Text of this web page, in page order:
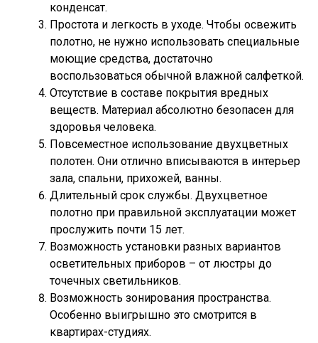
конденсат.
Простота и легкость в уходе. Чтобы освежить
полотно, не нужно использовать специальные
моющие средства, достаточно
воспользоваться обычной влажной салфеткой.
Отсутствие в составе покрытия вредных
веществ. Материал абсолютно безопасен для
здоровья человека.
Повсеместное использование двухцветных
полотен. Они отлично вписываются в интерьер
зала, спальни, прихожей, ванны.
Длительный срок службы. Двухцветное
полотно при правильной эксплуатации может
прослужить почти 15 лет.
Возможность установки разных вариантов
осветительных приборов – от люстры до
точечных светильников.
Возможность зонирования пространства.
Особенно выигрышно это смотрится в
квартирах-студиях.